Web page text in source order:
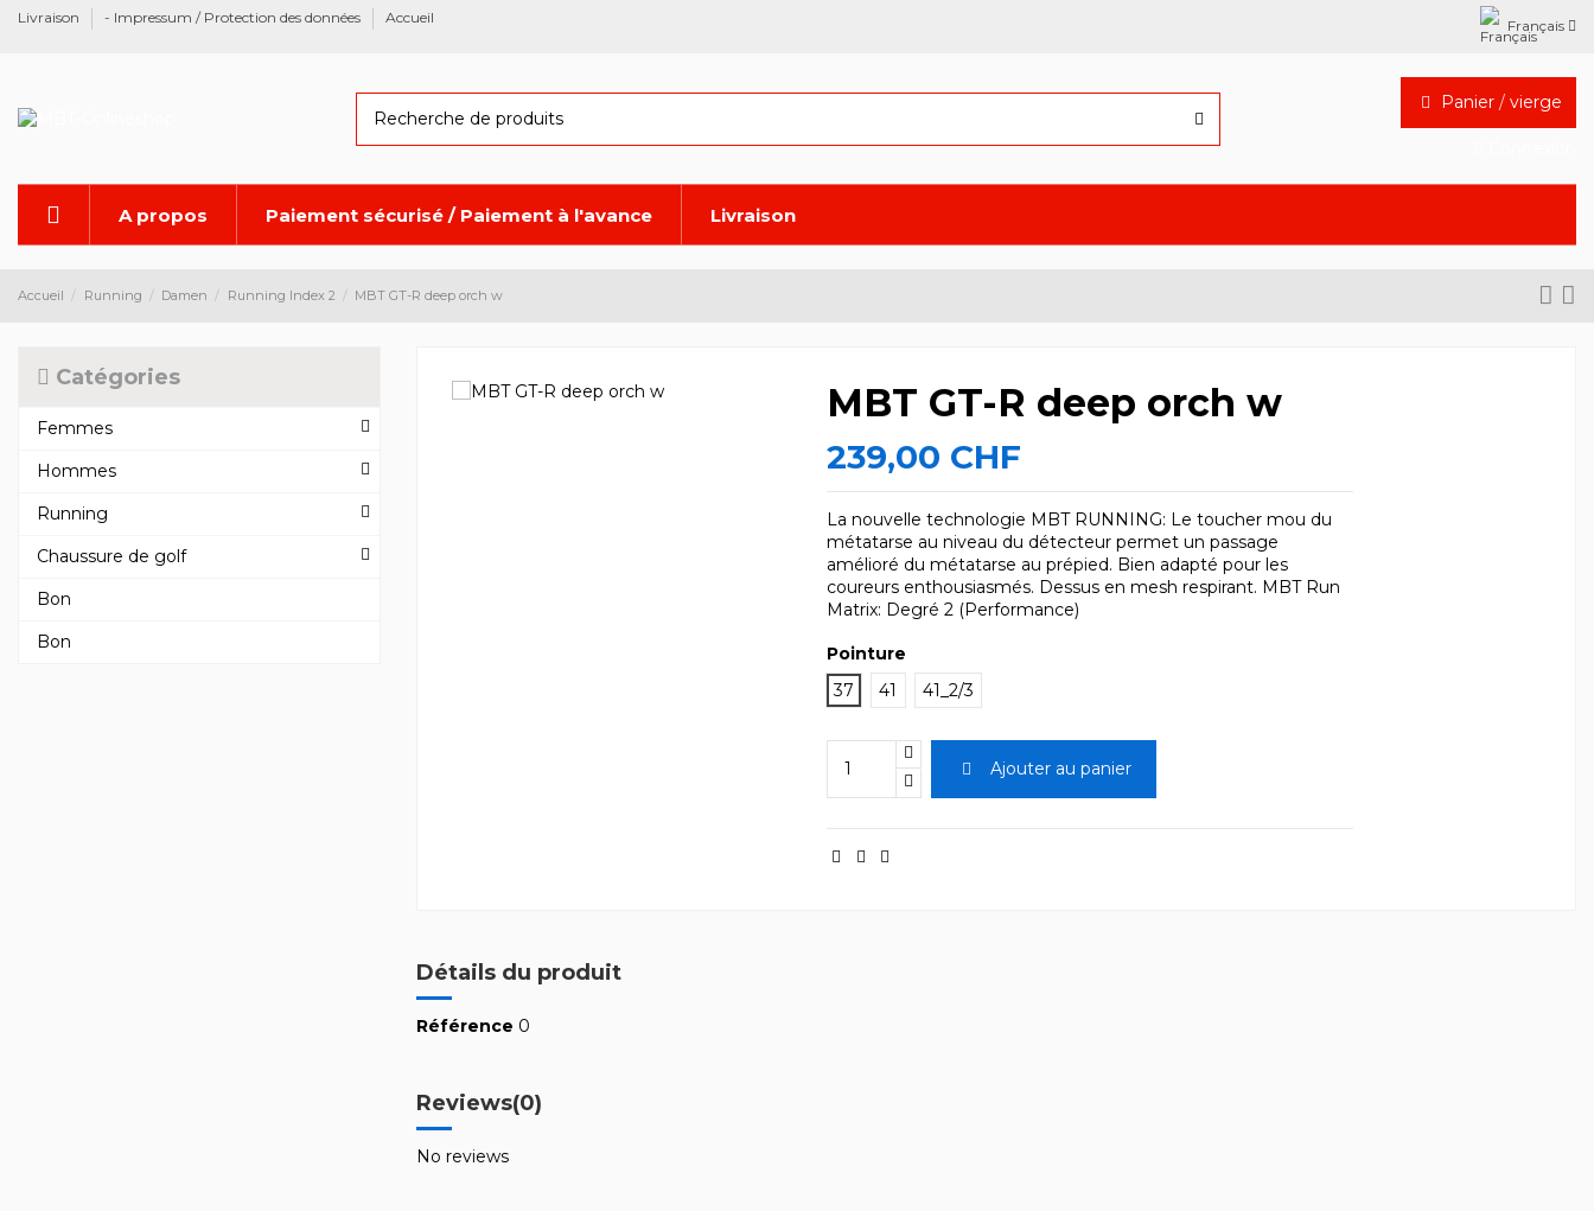
Livraison - Impressum / Protection des données Accueil Français
Panier / vierge
A propos Paiement sécurisé / Paiement à l'avance Livraison
Accueil Running Damen Running Index 2 MBT GT-R deep orch w
MBT GT-R deep orch w
239,00 CHF
La nouvelle technologie MBT RUNNING: Le toucher mou du
métatarse au niveau du détecteur permet un passage
amélioré du métatarse au prépied. Bien adapté pour les
coureurs enthousiasmés. Dessus en mesh respirant. MBT Run
Matrix: Degré 2 (Performance)
Pointure
37
41 41_2/3
Ajouter au panier
Détails du produit
Référence 0
Reviews(0)
No reviews
Catégories
Femmes
Hommes
Running
Chaussure de golf
Bon
Bon